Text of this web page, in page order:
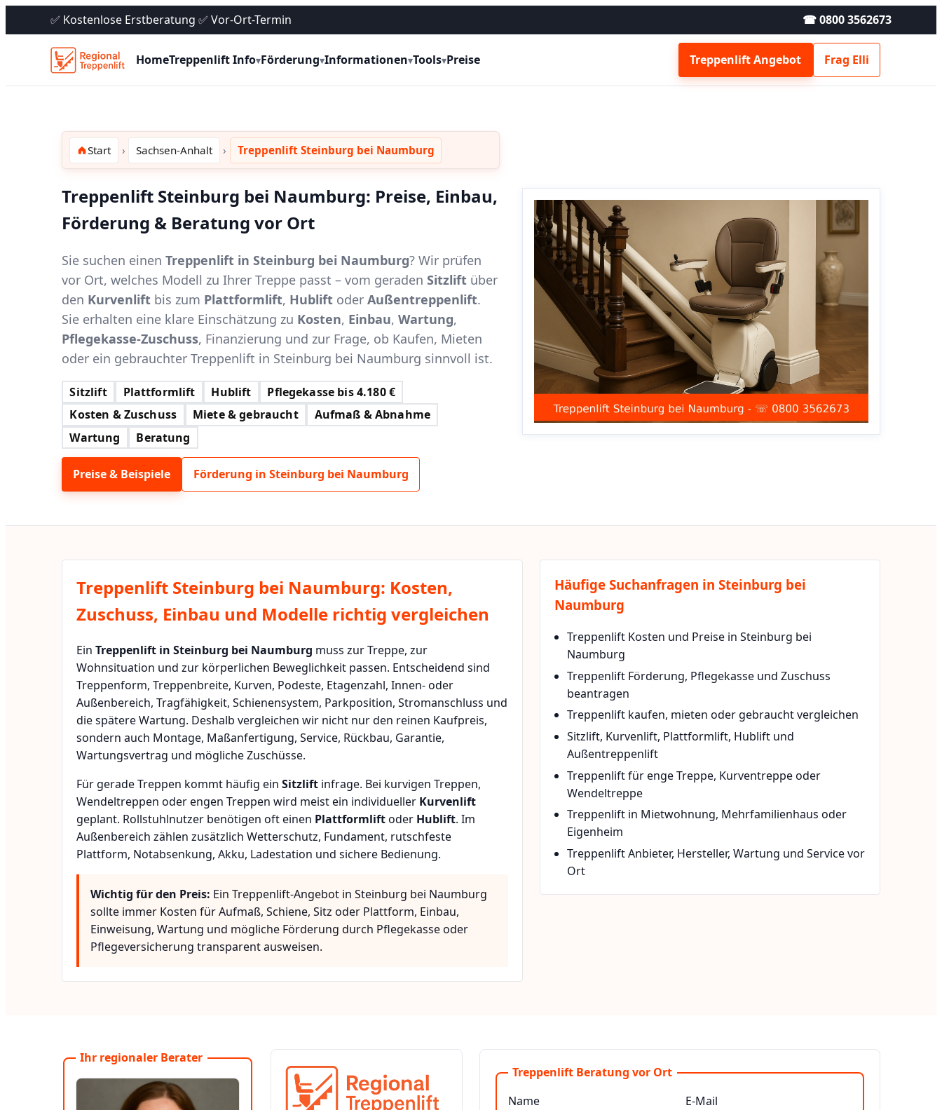
✅ Kostenlose Erstberatung ✅ Vor-Ort-Termin ☎ 0800 3562673
HomeTreppenlift Info▾Förderung▾Informationen▾Tools▾Preise Treppenlift Angebot Frag Elli
Start Sachsen-Anhalt Treppenlift Steinburg bei Naumburg
Treppenlift Steinburg bei Naumburg: Preise, Einbau,
Förderung & Beratung vor Ort
Sie suchen einen Treppenlift in Steinburg bei Naumburg? Wir prüfen
vor Ort, welches Modell zu Ihrer Treppe passt – vom geraden Sitzlift über
den Kurvenlift bis zum Plattformlift, Hublift oder Außentreppenlift.
Sie erhalten eine klare Einschätzung zu Kosten, Einbau, Wartung,
Pflegekasse-Zuschuss, Finanzierung und zur Frage, ob Kaufen, Mieten
oder ein gebrauchter Treppenlift in Steinburg bei Naumburg sinnvoll ist.
Sitzlift Plattformlift Hublift
Pflegekasse bis 4.180 €
Kosten & Zuschuss
Miete & gebraucht
Aufmaß & Abnahme
Wartung
Beratung
Preise & Beispiele Förderung in Steinburg bei Naumburg
Treppenlift Steinburg bei Naumburg: Kosten,
Zuschuss, Einbau und Modelle richtig vergleichen
Ein Treppenlift in Steinburg bei Naumburg muss zur Treppe, zur
Wohnsituation und zur körperlichen Beweglichkeit passen. Entscheidend sind
Treppenform, Treppenbreite, Kurven, Podeste, Etagenzahl, Innen- oder
Außenbereich, Tragfähigkeit, Schienensystem, Parkposition, Stromanschluss und
die spätere Wartung. Deshalb vergleichen wir nicht nur den reinen Kaufpreis,
sondern auch Montage, Maßanfertigung, Service, Rückbau, Garantie,
Wartungsvertrag und mögliche Zuschüsse.
Für gerade Treppen kommt häufig ein Sitzlift infrage. Bei kurvigen Treppen,
Wendeltreppen oder engen Treppen wird meist ein individueller Kurvenlift
geplant. Rollstuhlnutzer benötigen oft einen Plattformliftoder Hublift. Im
Außenbereich zählen zusätzlich Wetterschutz, Fundament, rutschfeste
Plattform, Notabsenkung, Akku, Ladestation und sichere Bedienung.
Wichtig für den Preis: Ein Treppenlift-Angebot in Steinburg bei Naumburg
sollte immer Kosten für Aufmaß, Schiene, Sitz oder Plattform, Einbau,
Einweisung, Wartung und mögliche Förderung durch Pflegekasse oder
Pflegeversicherung transparent ausweisen.
Häufige Suchanfragen in Steinburg bei
Naumburg
Treppenlift Kosten und Preise in Steinburg bei
Naumburg
Treppenlift Förderung, Pflegekasse und Zuschuss
beantragen
Treppenlift kaufen, mieten oder gebraucht vergleichen
Sitzlift, Kurvenlift, Plattformlift, Hublift und
Außentreppenlift
Treppenlift für enge Treppe, Kurventreppe oder
Wendeltreppe
Treppenlift in Mietwohnung, Mehrfamilienhaus oder
Eigenheim
Treppenlift Anbieter, Hersteller, Wartung und Service vor
Ort
Ihr regionaler Berater
Treppenlift Beratung vor Ort
Name
E-Mail